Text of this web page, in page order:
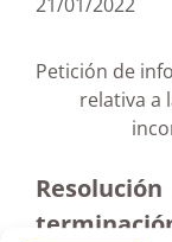
Petición de
relativa a